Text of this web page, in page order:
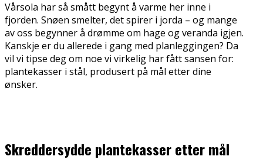
Vårsola har så smått begynt å varme her inne i
fjorden. Snøen smelter, det spirer i jorda – og mange
av oss begynner å drømme om hage og veranda igjen.
Kanskje er du allerede i gang med planleggingen? Da
vil vi tipse deg om noe vi virkelig har fått sansen for:
plantekasser i stål, produsert på mål etter dine
ønsker.
Skreddersydde plantekasser etter mål